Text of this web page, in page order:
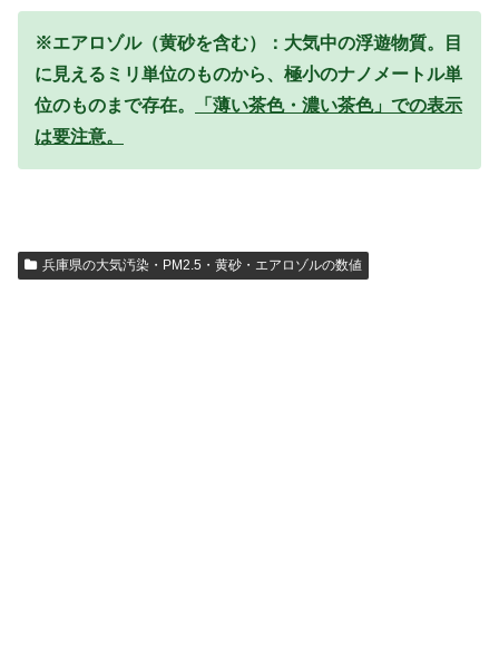
※エアロゾル（黄砂を含む）：大気中の浮遊物質。目
に見えるミリ単位のものから、極小のナノメートル単
位のものまで存在。
「薄い茶色・濃い茶色」での表示
は要注意。
兵庫県の大気汚染・PM2.5・黄砂・エアロゾルの数値